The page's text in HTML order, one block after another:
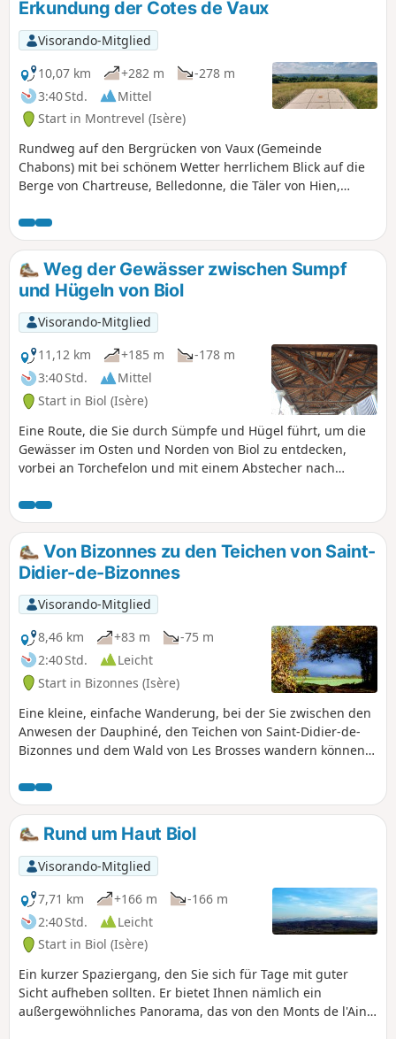
Erkundung der Cotes de Vaux
Visorando-Mitglied
10,07 km
+282 m
-278 m
3:40 Std.
Mittel
Start in Montrevel (Isère)
Rundweg auf den Bergrücken von Vaux (Gemeinde
Chabons) mit bei schönem Wetter herrlichem Blick auf die
Berge von Chartreuse, Belledonne, die Täler von Hien,
sehr breiten und angenehmen Wegen, teilweise am
Waldrand. Für alle zugänglich.
Weg der Gewässer zwischen Sumpf
und Hügeln von Biol
Visorando-Mitglied
11,12 km
+185 m
-178 m
3:40 Std.
Mittel
Start in Biol (Isère)
Eine Route, die Sie durch Sümpfe und Hügel führt, um die
Gewässer im Osten und Norden von Biol zu entdecken,
vorbei an Torchefelon und mit einem Abstecher nach
Von Bizonnes zu den Teichen von Saint-
Didier-de-Bizonnes
Visorando-Mitglied
8,46 km
+83 m
-75 m
2:40 Std.
Leicht
Start in Bizonnes (Isère)
Eine kleine, einfache Wanderung, bei der Sie zwischen den
Anwesen der Dauphiné, den Teichen von Saint-Didier-de-
Bizonnes und dem Wald von Les Brosses wandern können.
Ausblicke auf die umliegenden Gipfel (sogar auf den Gipfel
des Mont Blanc).
Rund um Haut Biol
Visorando-Mitglied
7,71 km
+166 m
-166 m
2:40 Std.
Leicht
Start in Biol (Isère)
Ein kurzer Spaziergang, den Sie sich für Tage mit guter
Sicht aufheben sollten. Er bietet Ihnen nämlich ein
außergewöhnliches Panorama, das von den Monts de l'Ain